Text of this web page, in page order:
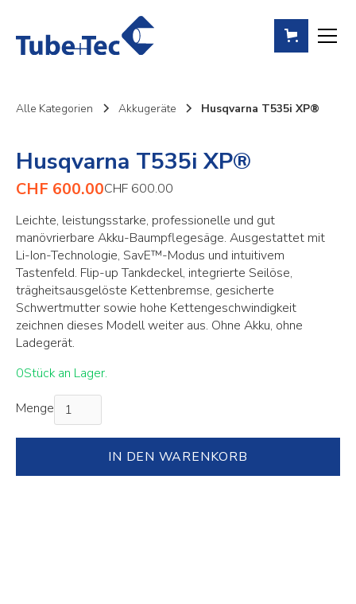
Alle Kategorien Akkugeräte Husqvarna T535i XP®
Husqvarna T535i XP®
CHF 600.00CHF 600.00
Leichte, leistungsstarke, professionelle und gut
manövrierbare Akku-Baumpflegesäge. Ausgestattet mit
Li-Ion-Technologie, SavE™-Modus und intuitivem
Tastenfeld. Flip-up Tankdeckel, integrierte Seilöse,
trägheitsausgelöste Kettenbremse, gesicherte
Schwertmutter sowie hohe Kettengeschwindigkeit
zeichnen dieses Modell weiter aus. Ohne Akku, ohne
Ladegerät.
0Stück an Lager.
Menge